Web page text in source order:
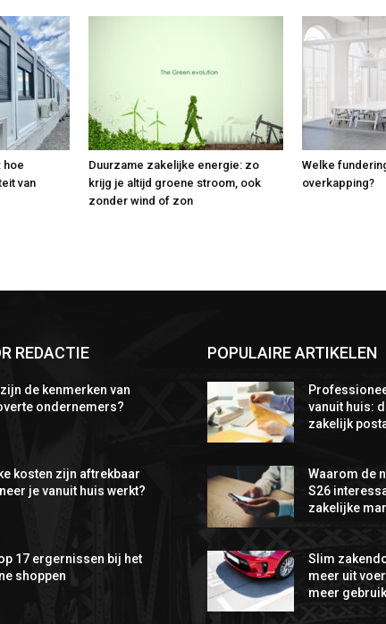
hoe
van
Duurzame zakelijke energie: zo
krijg je altijd groene stroom, ook
zonder wind of zon
Welke
overkapping?
REDACTIE
de kenmerken van
ondernemers?
kosten zijn aftrekbaar
je vanuit huis werkt?
17 ergernissen bij het
shoppen
POPULAIRE ARTIKELEN
vanuit huis:
zakelijk
Waarom de
S26
zakelijke
Slim
meer uit
meer